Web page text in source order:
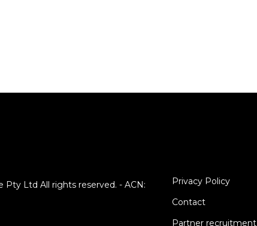
Pty Ltd All rights reserved. - ACN:
Privacy Policy
Contact
Partner recruitment